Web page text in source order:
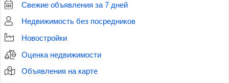
Свежие объявления за 7 дней
Недвижимость без посредников
Новостройки
Оценка недвижимости
Объявления на карте